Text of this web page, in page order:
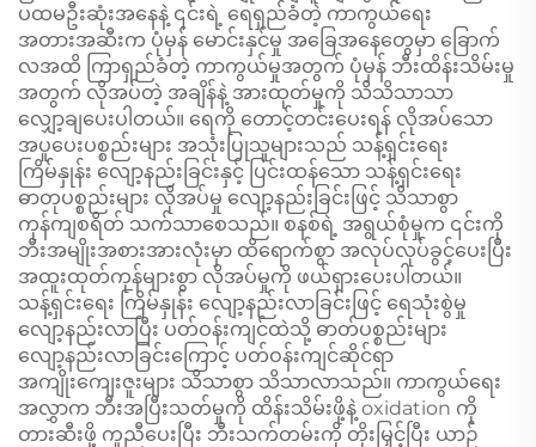
ပထမဦးဆုံးအနေနဲ့ ၎င်းရဲ့ ရေရှည်ခံတဲ့ ကာကွယ်ရေး
အတားအဆီးက ပုံမှန် မောင်းနှင်မှု အခြေအနေတွေမှာ ခြောက်
လအထိ ကြာရှည်ခံတဲ့ ကာကွယ်မှုအတွက် ပုံမှန် ဘီးထိန်းသိမ်းမှု
အတွက် လိုအပ်တဲ့ အချိန်နဲ့ အားထုတ်မှုကို သိသိသာသာ
လျှော့ချပေးပါတယ်။ ရေကို တောင့်တင်းပေးရန် လိုအပ်သော
အပူပေးပစ္စည်းများ အသုံးပြုသူများသည် သန့်ရှင်းရေး
ကြိမ်နှုန်း လျော့နည်းခြင်းနှင့် ပြင်းထန်သော သန့်ရှင်းရေး
ဓာတုပစ္စည်းများ လိုအပ်မှု လျော့နည်းခြင်းဖြင့် သိသာစွာ
ကုန်ကျစရိတ် သက်သာစေသည်။ စနစ်ရဲ့ အရွယ်စုံမှုက ၎င်းကို
ဘီးအမျိုးအစားအားလုံးမှာ ထိရောက်စွာ အလုပ်လုပ်ခွင့်ပေးပြီး
အထူးထုတ်ကုန်များစွာ လိုအပ်မှုကို ဖယ်ရှားပေးပါတယ်။
သန့်ရှင်းရေး ကြိမ်နှုန်း လျော့နည်းလာခြင်းဖြင့် ရေသုံးစွဲမှု
လျော့နည်းလာပြီး ပတ်ဝန်းကျင်ထဲသို့ ဓာတ်ပစ္စည်းများ
လျော့နည်းလာခြင်းကြောင့် ပတ်ဝန်းကျင်ဆိုင်ရာ
အကျိုးကျေးဇူးများ သိသာစွာ သိသာလာသည်။ ကာကွယ်ရေး
အလွှာက ဘီးအပြီးသတ်မှုကို ထိန်းသိမ်းဖို့နဲ့ oxidation ကို
တားဆီးဖို့ ကူညီပေးပြီး ဘီးသက်တမ်းကို တိုးမြှင့်ပြီး ယာဉ်